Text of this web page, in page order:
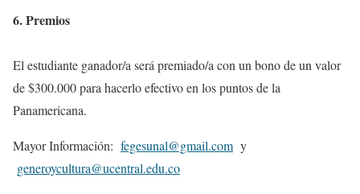
6. Premios
El estudiante ganador/a será premiado/a con un bono de un valor
de $300.000 para hacerlo efectivo en los puntos de la
Panamericana.
Mayor Información: fegesunal@gmail.comy
generoycultura@ucentral.edu.co